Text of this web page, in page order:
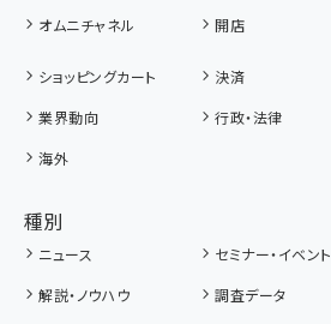
オムニチャネル 開店
ショッピングカート
決済
業界動向
行政・法律
海外
種別
ニュース セミナー・イベント
解説・ノウハウ
調査データ